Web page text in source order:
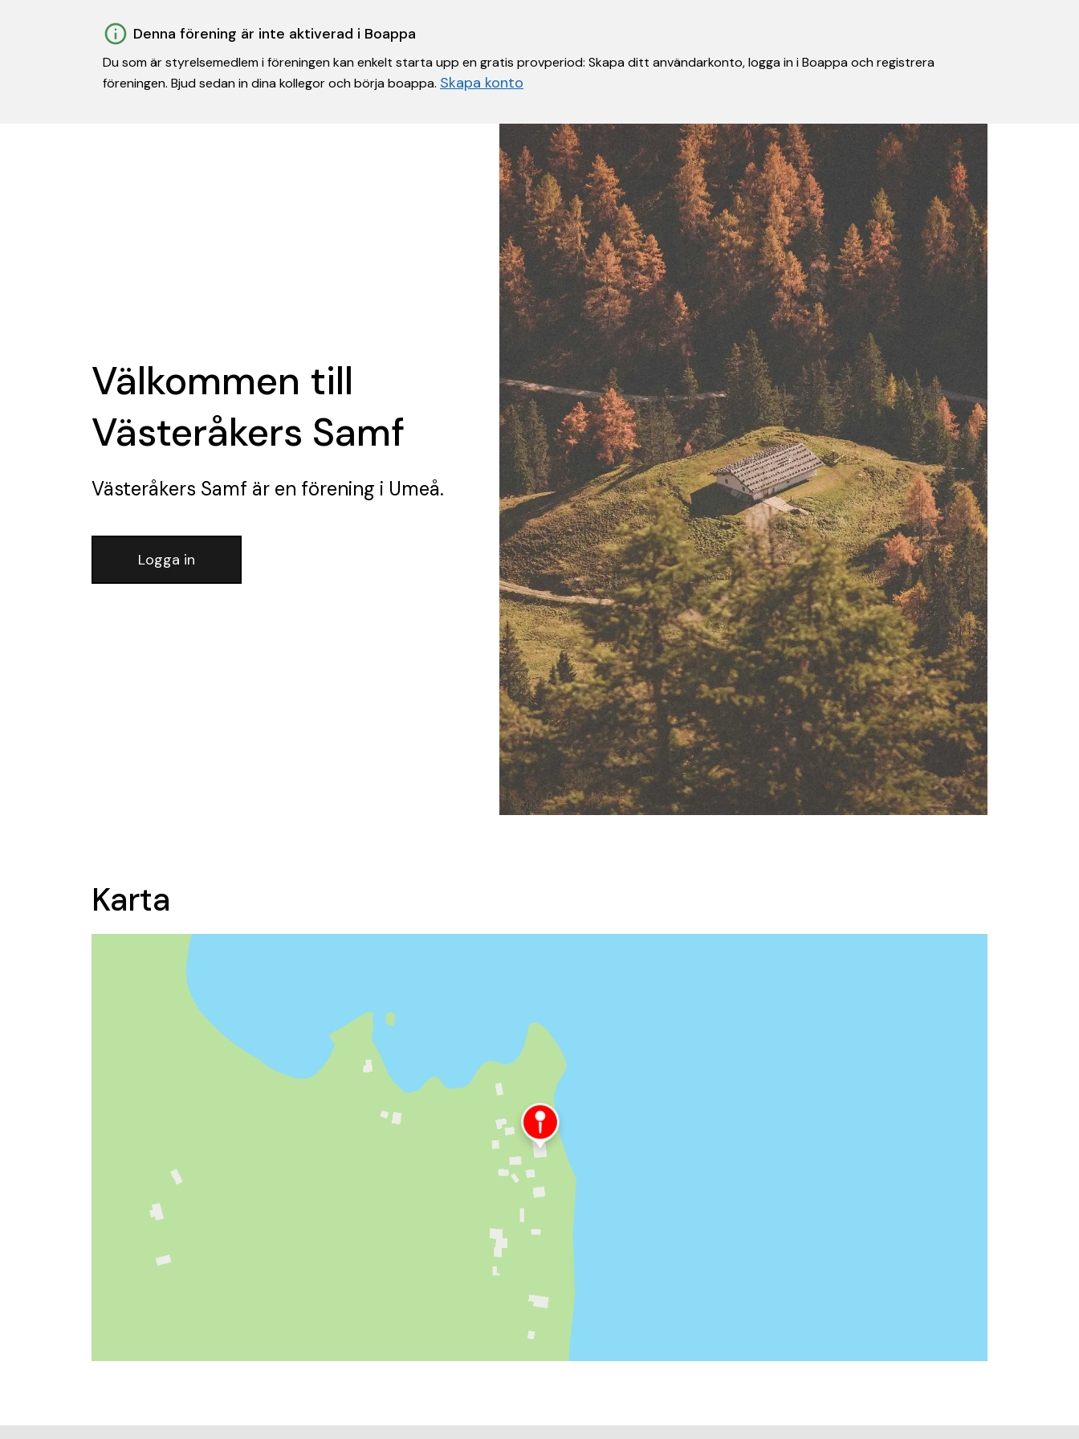
Denna förening är inte aktiverad i Boappa
Du som är styrelsemedlem i föreningen kan enkelt starta upp en gratis provperiod: Skapa ditt användarkonto, logga in i Boappa och registrera
föreningen. Bjud sedan in dina kollegor och börja boappa. Skapa konto
Välkommen till
Västeråkers Samf
Västeråkers Samf är en förening i Umeå.
Logga in
Karta